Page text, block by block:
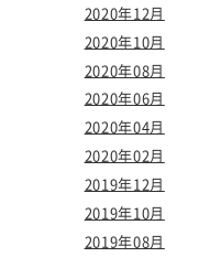
2020年12月
2020年10月
2020年08月
2020年06月
2020年04月
2020年02月
2019年12月
2019年10月
2019年08月